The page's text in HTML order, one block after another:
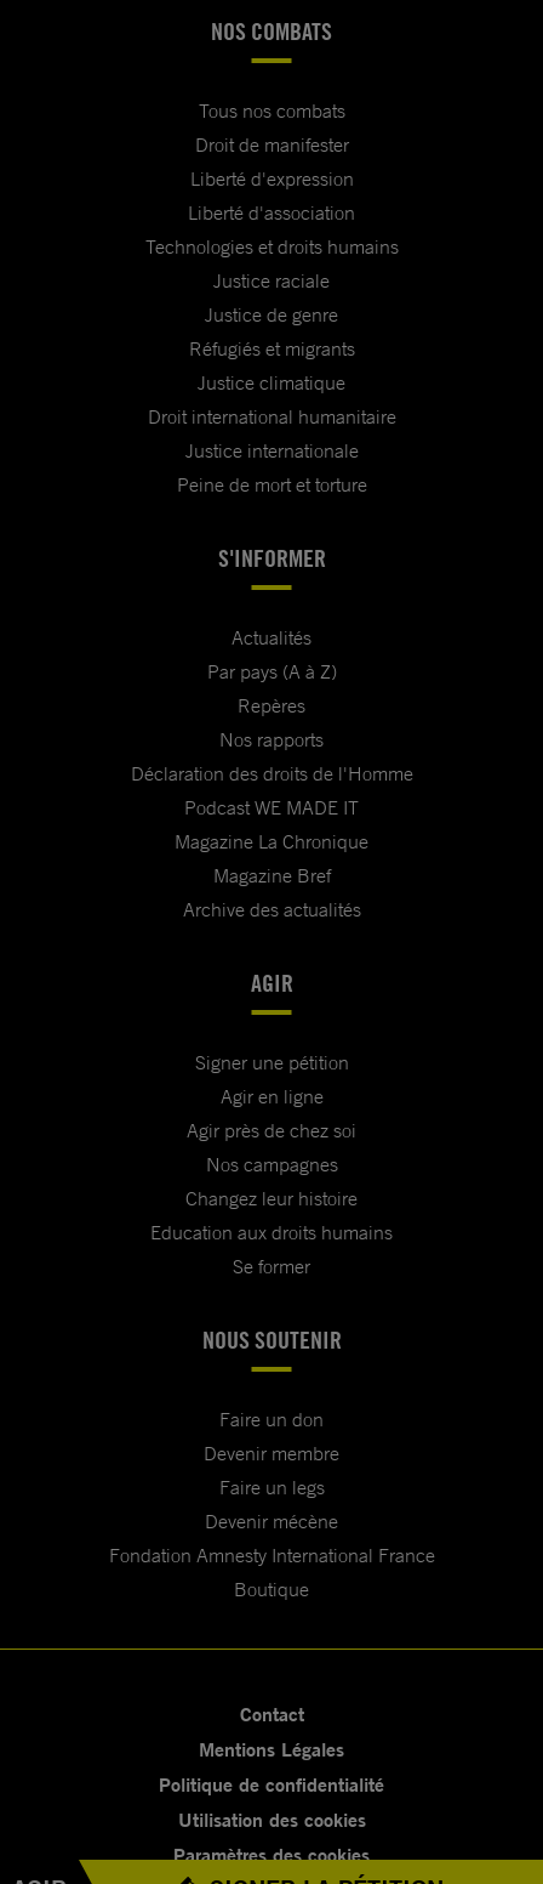
NOS COMBATS
Tous nos combats
Droit de manifester
Liberté d'expression
Liberté d'association
Technologies et droits humains
Justice raciale
Justice de genre
Réfugiés et migrants
Justice climatique
Droit international humanitaire
Justice internationale
Peine de mort et torture
S'INFORMER
Actualités
Par pays (A à Z)
Repères
Nos rapports
Déclaration des droits de l'Homme
Podcast WE MADE IT
Magazine La Chronique
Magazine Bref
Archive des actualités
AGIR
Signer une pétition
Agir en ligne
Agir près de chez soi
Nos campagnes
Changez leur histoire
Education aux droits humains
Se former
NOUS SOUTENIR
Faire un don
Devenir membre
Faire un legs
Devenir mécène
Fondation Amnesty International France
Boutique
Contact
Mentions Légales
Politique de confidentialité
Utilisation des cookies
Paramètres des cookies